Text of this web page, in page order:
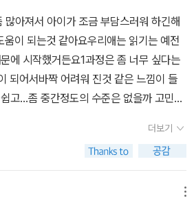
많아져서 아이가 조금 부담스러워 하긴해
이 되는것 같아요우리애는 읽기는 예전
에 시작했거든요1과정은 좀 너무 싶다는
되어서바짝 어려워 진것 같은 느낌이 들
고...좀 중간정도의 수준은 없을까 고민중
더보기